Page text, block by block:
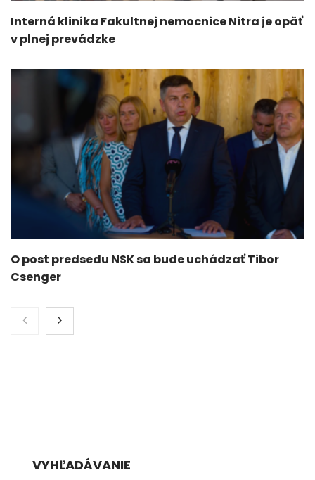
Interná klinika Fakultnej nemocnice Nitra je opäť
v plnej prevádzke
O post predsedu NSK sa bude uchádzať Tibor
Csenger
VYHĽADÁVANIE